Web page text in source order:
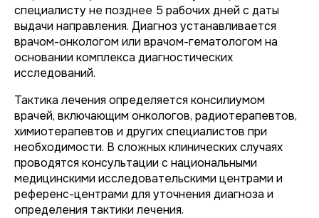
специалисту не позднее 5 рабочих дней с даты
выдачи направления. Диагноз устанавливается
врачом-онкологом или врачом-гематологом на
основании комплекса диагностических
исследований.
Тактика лечения определяется консилиумом
врачей, включающим онкологов, радиотерапевтов,
химиотерапевтов и других специалистов при
необходимости. В сложных клинических случаях
проводятся консультации с национальными
медицинскими исследовательскими центрами и
референс-центрами для уточнения диагноза и
определения тактики лечения.